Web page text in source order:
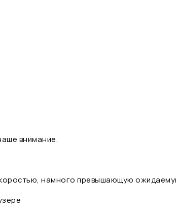
внимание.
намного превышающую